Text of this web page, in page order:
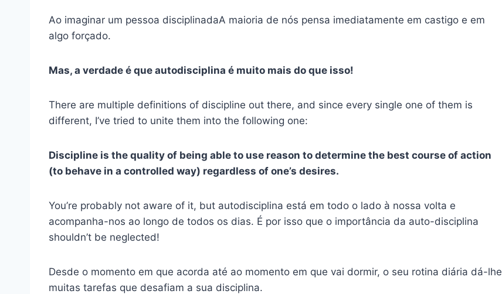
Ao imaginar um pessoa disciplinadaA maioria de nós pensa imediatamente em castigo e em
algo forçado.
Mas, a verdade é que autodisciplina é muito mais do que isso!
There are multiple definitions of discipline out there, and since every single one of them is
different, I’ve tried to unite them into the following one:
Discipline is the quality of being able to use reason to determine the best course of action
(to behave in a controlled way) regardless of one’s desires.
You’re probably not aware of it, but autodisciplina está em todo o lado à nossa volta e
acompanha-nos ao longo de todos os dias. É por isso que o importância da auto-disciplina
shouldn’t be neglected!
Desde o momento em que acorda até ao momento em que vai dormir, o seu rotina diária dá-lhe
muitas tarefas que desafiam a sua disciplina.